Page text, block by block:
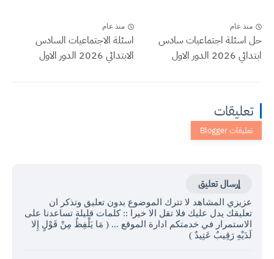
منذ عام
حل اسئلة اجتماعيات سادس
ابتدائي 2026 الدور الاول
منذ عام
اسئلة الاجتماعيات السادس
الابتدائي 2026 الدور الاول
تعليقات
إرسال تعليق
عزيزي المشاهد لا تترك الموضوع بدون تعليق وتذكر ان
تعليقك يدل عليك فلا تقل الا خيرا :: كلمات قليلة تساعدنا على
الاستمرار في خدمتكم ادارة الموقع ... ( مَا يَلْفِظُ مِنْ قَوْلٍ إِلا
لَدَيْهِ رَقِيبٌ عَتِيدٌ )